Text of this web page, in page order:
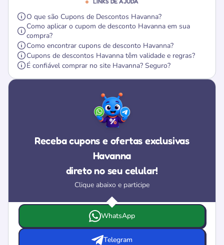
O que são Cupons de Descontos Havanna?
Como aplicar o cupom de desconto Havanna em sua
compra?
Como encontrar cupons de desconto Havanna?
Cupons de descontos Havanna têm validade e regras?
É confiável comprar no site Havanna? Seguro?
Receba cupons e ofertas exclusivas
Havanna
direto no seu celular!
Clique abaixo e participe
Escolha onde deseja receber as ofertas e cupons da
WhatsApp
Telegram